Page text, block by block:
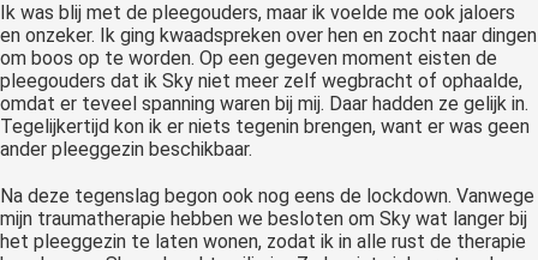
Ik was blij met de pleegouders, maar ik voelde me ook jaloers
en onzeker. Ik ging kwaadspreken over hen en zocht naar dingen
om boos op te worden. Op een gegeven moment eisten de
pleegouders dat ik Sky niet meer zelf wegbracht of ophaalde,
omdat er teveel spanning waren bij mij. Daar hadden ze gelijk in.
Tegelijkertijd kon ik er niets tegenin brengen, want er was geen
ander pleeggezin beschikbaar.
Na deze tegenslag begon ook nog eens de lockdown. Vanwege
mijn traumatherapie hebben we besloten om Sky wat langer bij
het pleeggezin te laten wonen, zodat ik in alle rust de therapie